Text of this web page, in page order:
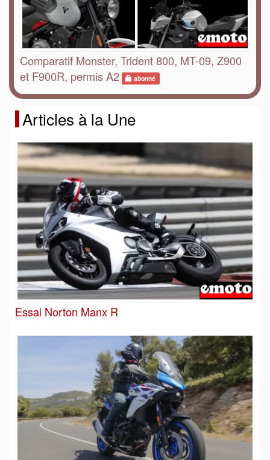
Comparatif Monster, Trident 800, MT-09, Z900
et F900R, permis A2
abonné
Articles à la Une
Essai Norton Manx R